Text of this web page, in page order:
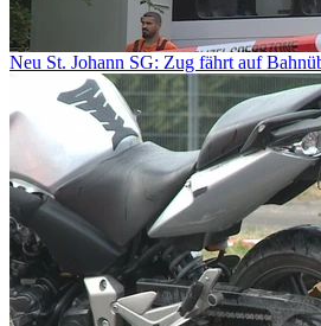
Neu St. Johann SG: Zug fährt auf